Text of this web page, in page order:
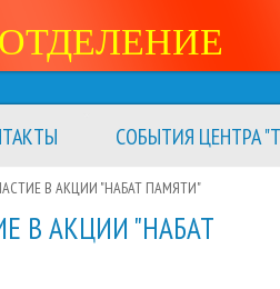
СОБЫТИЯ ЦЕНТРА
В АКЦИИ "НАБАТ ПАМЯТИ"
В АКЦИИ "НАБАТ